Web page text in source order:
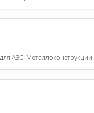
АЗС. Металлоконструкции.